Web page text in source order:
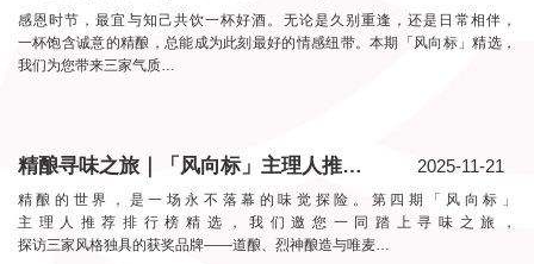
感恩时节，最宜与知己共饮一杯好酒。无论是久别重逢，还是日常相伴，
一杯饱含诚意的精酿，总能成为此刻最好的情感纽带。本期「风向标」精选，
我们为您带来三家气质…
2025-11-21
精酿寻味之旅｜「风向标」主理人推荐排行榜四期精选
精酿的世界，是一场永不落幕的味觉探险。第四期「风向标」
主理人推荐排行榜精选，我们邀您一同踏上寻味之旅，
探访三家风格独具的获奖品牌——道酿、烈神酿造与唯麦…